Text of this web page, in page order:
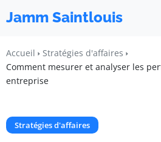
Jamm Saintlouis
Accueil
Stratégies d'affaires
Comment mesurer et analyser les
entreprise
Stratégies d'affaires